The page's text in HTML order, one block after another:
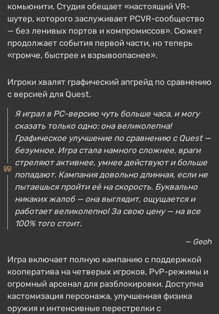
комьюнити. Студия обещает «настоящий VR-
шутер, которого заслуживает PCVR-сообщество
— без ленивых портов и компромиссов». Сюжет
продолжает события первой части, но теперь
«громче, быстрее и взрывоопаснее».
Игроки хвалят графический апгрейд по сравнению
с версией для Quest.
Я играл в PC-версию чуть больше часа, и могу
сказать только одно: она великолепна!
Графическое улучшение по сравнению с Quest —
безумное. Игра стала намного сложнее, враги
стреляют активнее, умнее действуют и больше
попадают. Кампания довольно длинная, если не
пытаешься пройти её на скорость. Буквально
никаких жалоб — она выглядит, ощущается и
работает великолепно! За свою цену — на все
100% того стоит.
— Geoh
Игра включает полную кампанию с поддержкой
кооператива на четверых игроков, PvP-режимы и
огромный арсенал для разблокировки. Доступна
кастомизация персонажа, улучшенная физика
оружия и интенсивные перестрелки с